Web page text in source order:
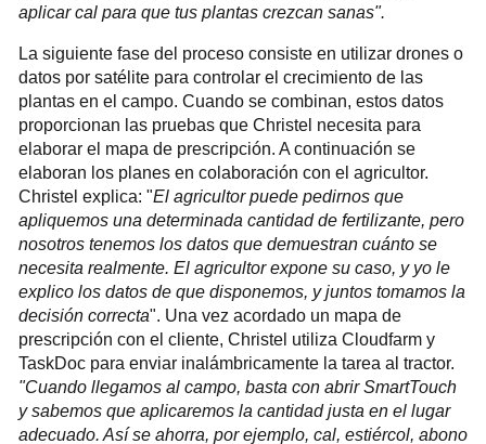
aplicar cal para que tus plantas crezcan sanas".
La siguiente fase del proceso consiste en utilizar drones o
datos por satélite para controlar el crecimiento de las
plantas en el campo. Cuando se combinan, estos datos
proporcionan las pruebas que Christel necesita para
elaborar el mapa de prescripción. A continuación se
elaboran los planes en colaboración con el agricultor.
Christel explica: "El agricultor puede pedirnos que
apliquemos una determinada cantidad de fertilizante, pero
nosotros tenemos los datos que demuestran cuánto se
necesita realmente. El agricultor expone su caso, y yo le
explico los datos de que disponemos, y juntos tomamos la
decisión correcta". Una vez acordado un mapa de
prescripción con el cliente, Christel utiliza Cloudfarm y
TaskDoc para enviar inalámbricamente la tarea al tractor.
"Cuando llegamos al campo, basta con abrir SmartTouch
y sabemos que aplicaremos la cantidad justa en el lugar
adecuado. Así se ahorra, por ejemplo, cal, estiércol, abono